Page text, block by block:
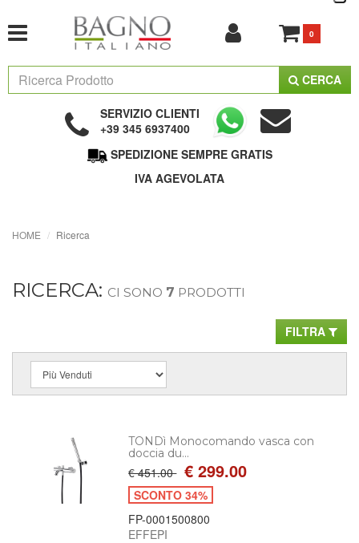
0
CERCA
SERVIZIO CLIENTI
+39 345 6937400
SPEDIZIONE SEMPRE GRATIS
IVA AGEVOLATA
HOME Ricerca
RICERCA: CI SONO 7 PRODOTTI
FILTRA
TONDì Monocomando vasca con
doccia du...
€ 451.00 € 299.00
SCONTO 34%
FP-0001500800
EFFEPI